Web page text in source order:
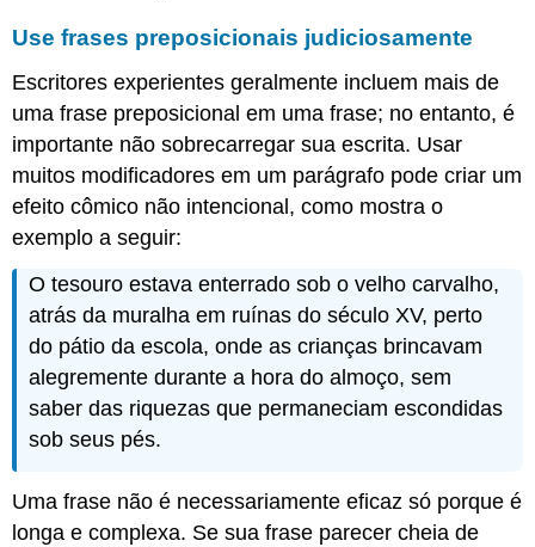
Use frases preposicionais judiciosamente
Escritores experientes geralmente incluem mais de
uma frase preposicional em uma frase; no entanto, é
importante não sobrecarregar sua escrita. Usar
muitos modificadores em um parágrafo pode criar um
efeito cômico não intencional, como mostra o
exemplo a seguir:
O tesouro estava enterrado sob o velho carvalho,
atrás da muralha em ruínas do século XV, perto
do pátio da escola, onde as crianças brincavam
alegremente durante a hora do almoço, sem
saber das riquezas que permaneciam escondidas
sob seus pés.
Uma frase não é necessariamente eficaz só porque é
longa e complexa. Se sua frase parecer cheia de